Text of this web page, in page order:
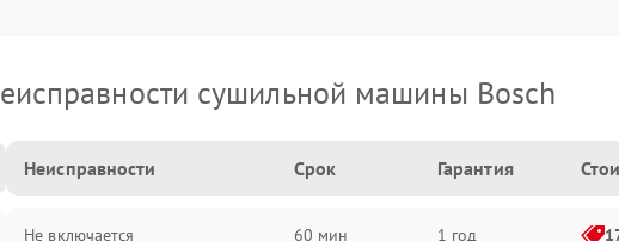
сушильной машины Bosch
Неисправности Срок Гарантия
Не включается 60 мин 1 год